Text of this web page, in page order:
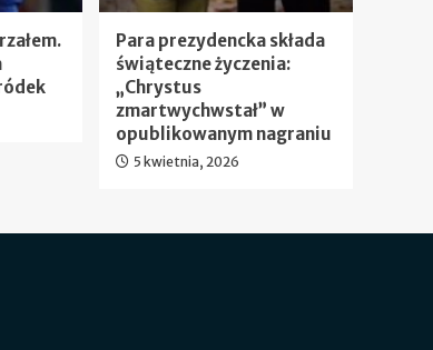
Para prezydencka składa
świąteczne życzenia:
„Chrystus
zmartwychwstał” w
opublikowanym nagraniu
5 kwietnia, 2026